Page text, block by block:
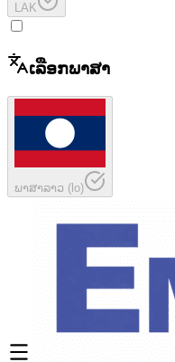
LAK
ເລືອກພາສາ
ພາສາລາວ (lo)